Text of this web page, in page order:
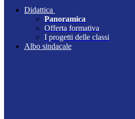
Didattica
Panoramica
Offerta formativa
I progetti delle classi
Albo sindacale